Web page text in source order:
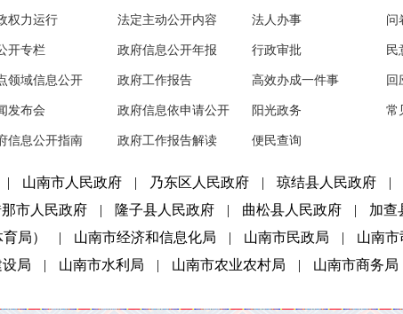
权力运行
开专栏
领域信息公开
发布会
信息公开指南
法定主动公开内容
政府信息公开年报
政府工作报告
政府信息依申请公开
政府工作报告解读
法人办事
行政审批
高效办成一件事
阳光政务
便民查询
问
民
回
常
| 山南市人民政府 | 乃东区人民政府 | 琼结县人民政府 |
市人民政府 | 隆子县人民政府 | 曲松县人民政府 | 加查
局） | 山南市经济和信息化局 | 山南市民政局 | 山南市
局 | 山南市水利局 | 山南市农业农村局 | 山南市商务局